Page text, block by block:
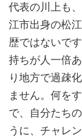
代表の川上も
江市出身の松
歴ではないで
持ちが人一倍
り地方で過疎
ません。何を
で、自分たち
うに、チャレ